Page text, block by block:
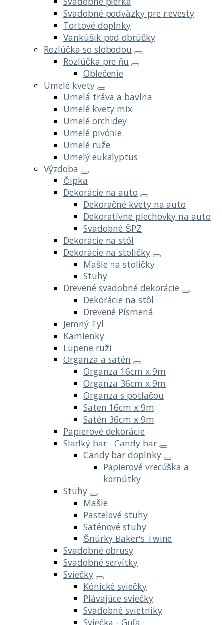
Svadobné podväzky pre nevesty
Tortové doplnky
Vankúšik pod obrúčky
Rozlúčka so slobodou
Rozlúčka pre ňu
Oblečenie
Umelé kvety
Umelá tráva a bavlna
Umelé kvety mix
Umelé orchidey
Umelé pivónie
Umelé ruže
Umelý eukalyptus
Výzdoba
Čipka
Dekorácie na auto
Dekoračné kvety na auto
Dekoratívne plechovky na auto
Svadobné ŠPZ
Dekorácie na stôl
Dekorácie na stoličky
Mašle na stoličky
Stuhy
Drevené svadobné dekorácie
Dekorácie na stôl
Drevené Písmená
Jemný Tyl
Kamienky
Lupene ruží
Organza a satén
Organza 16cm x 9m
Organza 36cm x 9m
Organza s potlačou
Saten 16cm x 9m
Satén 36cm x 9m
Papierové dekorácie
Sladký bar - Candy bar
Candy bar doplnky
Papierové vrecúška a
kornútky
Stuhy
Mašle
Pastelové stuhy
Saténové stuhy
Šnúrky Baker's Twine
Svadobné obrusy
Svadobné servítky
Sviečky
Kónické sviečky
Plávajúce sviečky
Svadobné svietniky
Sviečka - Guľa